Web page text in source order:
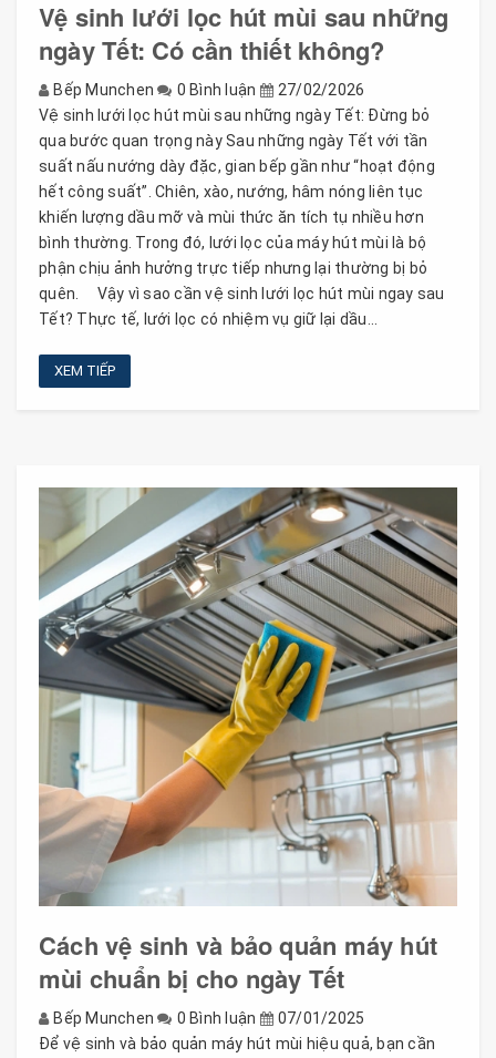
Vệ sinh lưới lọc hút mùi sau những
ngày Tết: Có cần thiết không?
Bếp Munchen 0 Bình luận
27/02/2026
Vệ sinh lưới lọc hút mùi sau những ngày Tết: Đừng bỏ
qua bước quan trọng này Sau những ngày Tết với tần
suất nấu nướng dày đặc, gian bếp gần như “hoạt động
hết công suất”. Chiên, xào, nướng, hâm nóng liên tục
khiến lượng dầu mỡ và mùi thức ăn tích tụ nhiều hơn
bình thường. Trong đó, lưới lọc của máy hút mùi là bộ
phận chịu ảnh hưởng trực tiếp nhưng lại thường bị bỏ
quên. Vậy vì sao cần vệ sinh lưới lọc hút mùi ngay sau
Tết? Thực tế, lưới lọc có nhiệm vụ giữ lại dầu...
XEM TIẾP
Cách vệ sinh và bảo quản máy hút
mùi chuẩn bị cho ngày Tết
Bếp Munchen 0 Bình luận
07/01/2025
Để vệ sinh và bảo quản máy hút mùi hiệu quả, bạn cần